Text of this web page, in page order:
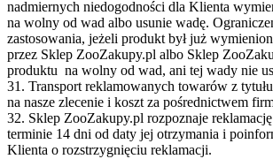
nadmiernych niedogodności dla Klienta
na wolny od wad albo usunie wadę.
zastosowania, jeżeli produkt był już
przez Sklep ZooZakupy.pl albo Sklep
produktu na wolny od wad, ani tej wady nie
31. Transport reklamowanych towarów z
na nasze zlecenie i koszt za pośrednictwem
32. Sklep ZooZakupy.pl rozpoznaje
terminie 14 dni od daty jej otrzymania i
Klienta o rozstrzygnięciu reklamacji.